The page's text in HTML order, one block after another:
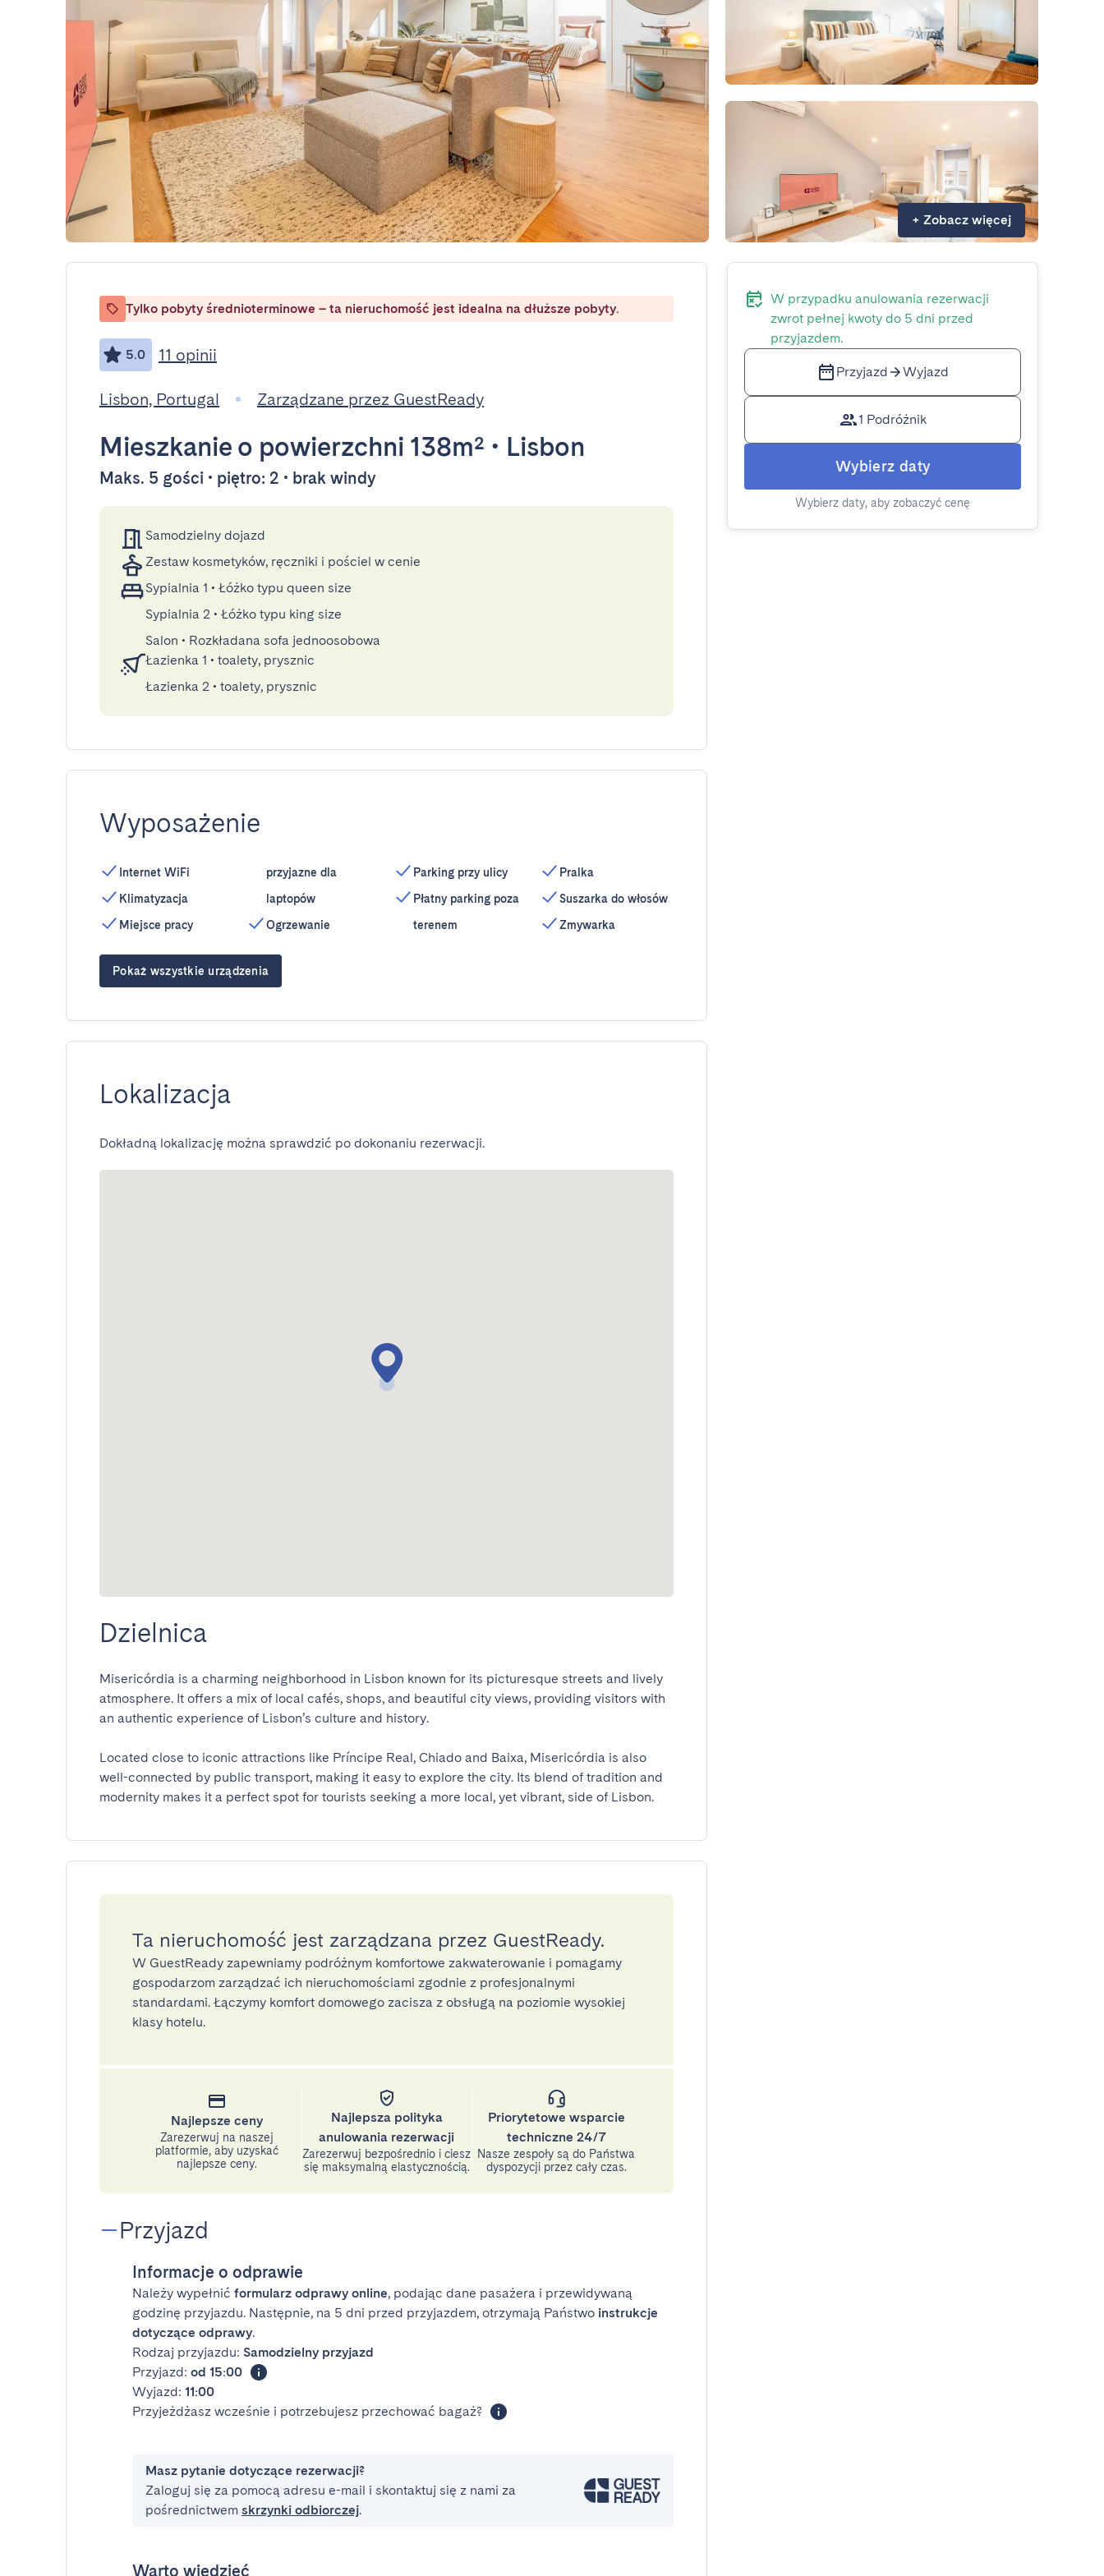
+ Zobacz więcej
Tylko pobyty średnioterminowe – ta nieruchomość jest idealna na dłuższe pobyty.
5.0 11 opinii
Lisbon, Portugal Zarządzane przez GuestReady
Mieszkanie o powierzchni 138m² • Lisbon
Maks. 5 gości • piętro: 2 • brak windy
Samodzielny dojazd
Zestaw kosmetyków, ręczniki i pościel w cenie
Sypialnia 1 • Łóżko typu queen size
Sypialnia 2 • Łóżko typu king size
Salon • Rozkładana sofa jednoosobowa
Łazienka 1 • toalety, prysznic
Łazienka 2 • toalety, prysznic
Wyposażenie
Internet WiFi
Klimatyzacja
Miejsce pracy
przyjazne dla
laptopów
Ogrzewanie
Parking przy ulicy
Płatny parking poza
terenem
Pralka
Suszarka do włosów
Zmywarka
Pokaż wszystkie urządzenia
Lokalizacja
Dokładną lokalizację można sprawdzić po dokonaniu rezerwacji.
Dzielnica
Misericórdia is a charming neighborhood in Lisbon known for its picturesque streets and lively
atmosphere. It offers a mix of local cafés, shops, and beautiful city views, providing visitors with
an authentic experience of Lisbon’s culture and history.
Located close to iconic attractions like Príncipe Real, Chiado and Baixa, Misericórdia is also
well-connected by public transport, making it easy to explore the city. Its blend of tradition and
modernity makes it a perfect spot for tourists seeking a more local, yet vibrant, side of Lisbon.
Ta nieruchomość jest zarządzana przez GuestReady.
W GuestReady zapewniamy podróżnym komfortowe zakwaterowanie i pomagamy
gospodarzom zarządzać ich nieruchomościami zgodnie z profesjonalnymi
standardami. Łączymy komfort domowego zacisza z obsługą na poziomie wysokiej
klasy hotelu.
Najlepsze ceny
Zarezerwuj na naszej
platformie, aby uzyskać
najlepsze ceny.
Najlepsza polityka
anulowania rezerwacji
Zarezerwuj bezpośrednio i ciesz
się maksymalną elastycznością.
Priorytetowe wsparcie
techniczne 24/7
Nasze zespoły są do Państwa
dyspozycji przez cały czas.
Przyjazd
Informacje o odprawie
Należy wypełnić formularz odprawy online, podając dane pasażera i przewidywaną
godzinę przyjazdu. Następnie, na 5 dni przed przyjazdem, otrzymają Państwo instrukcje
dotyczące odprawy.
Rodzaj przyjazdu: Samodzielny przyjazd
Przyjazd: od 15:00
Wyjazd: 11:00
Przyjeżdżasz wcześnie i potrzebujesz przechować bagaż?
Masz pytanie dotyczące rezerwacji?
Zaloguj się za pomocą adresu e-mail i skontaktuj się z nami za
pośrednictwem skrzynki odbiorczej.
Warto wiedzieć
W przypadku anulowania rezerwacji
zwrot pełnej kwoty do 5 dni przed
przyjazdem.
Przyjazd Wyjazd
1 Podróżnik
Wybierz daty
Wybierz daty, aby zobaczyć cenę